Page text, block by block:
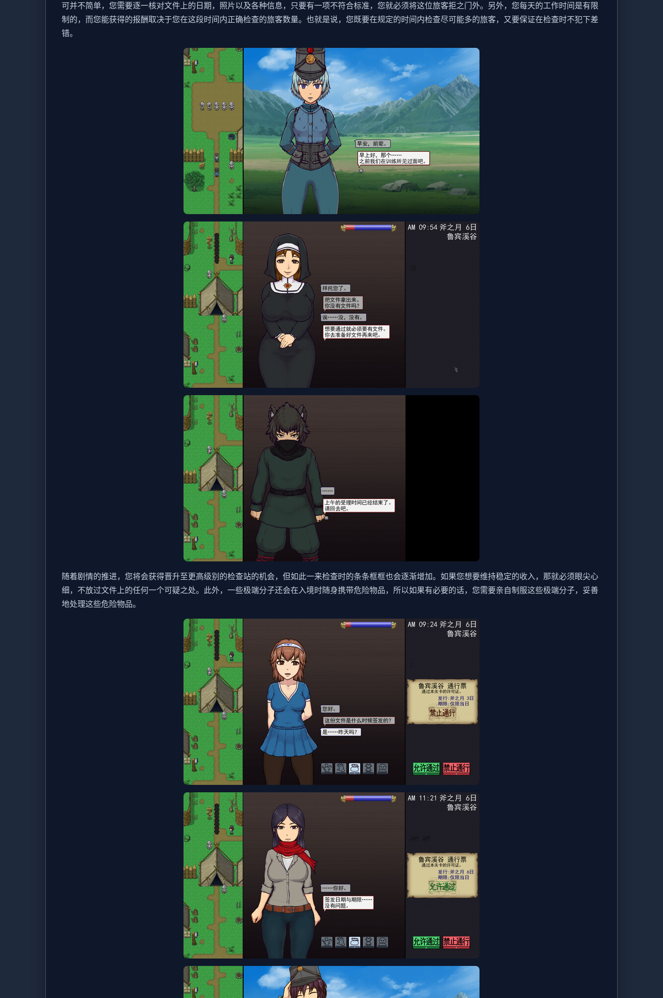
可并不简单，您需要逐一核对文件上的日期，照片以及各种信息，只要有一项不符合标准，您就必须将这位旅客拒之门外。另外，您每天的工作时间是有限
制的，而您能获得的报酬取决于您在这段时间内正确检查的旅客数量。也就是说，您既要在规定的时间内检查尽可能多的旅客，又要保证在检查时不犯下差
错。
随着剧情的推进，您将会获得晋升至更高级别的检查站的机会，但如此一来检查时的条条框框也会逐渐增加。如果您想要维持稳定的收入，那就必须眼尖心
细，不放过文件上的任何一个可疑之处。此外，一些极端分子还会在入境时随身携带危险物品，所以如果有必要的话，您需要亲自制服这些极端分子，妥善
地处理这些危险物品。